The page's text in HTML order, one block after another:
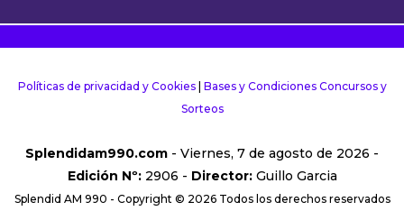
Políticas de privacidad y Cookies| Bases y Condiciones Concursos y
Sorteos
Splendidam990.com - Viernes, 7 de agosto de 2026 -
Edición Nº:2906 - Director:Guillo Garcia
Splendid AM 990 - Copyright © 2026 Todos los derechos reservados